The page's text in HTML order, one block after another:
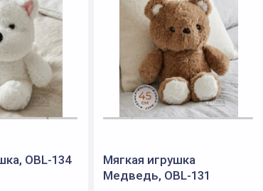
OBL-134
Мягкая игрушка
Медведь, OBL-131